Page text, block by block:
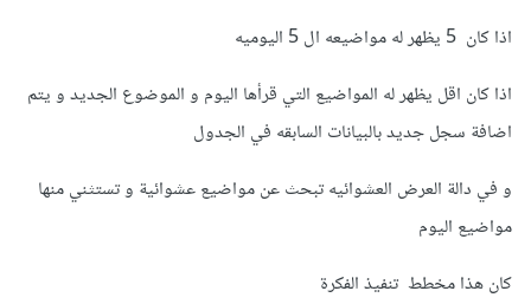
اذا كان 5 يظهر له مواضيعه ال 5 اليوميه
اذا كان اقل يظهر له المواضيع التي قرأها اليوم و الموضوع الجديد و يتم
اضافة سجل جديد بالبيانات السابقه في الجدول
و في دالة العرض العشوائيه تبحث عن مواضيع عشوائية و تستثني منها
مواضيع اليوم
كان هذا مخطط تنفيذ الفكرة